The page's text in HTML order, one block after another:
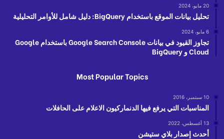
20 مايو، 2024
تحليل بيانات الموقع باستخدام BigQuery: دليل شامل للأوامر التحليلية
6 مايو، 2024
تجاوز القيود في بيانات Google Search Console باستخدام Google
Cloud و BigQuery
Most Popular Topics
10 سبتمبر، 2016
المناسبات التي يرفع فيها الدنماركيون الاعلام على الحافلات
13 أغسطس، 2022
أحدث إصدار بلاي ستيشن